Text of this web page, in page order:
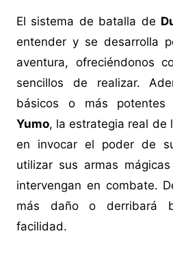
El sistema de batalla de
entender y se desarrolla
aventura, ofreciéndonos
sencillos de realizar.
básicos o más potentes
Yumo, la estrategia real de
en invocar el poder de
utilizar sus armas
intervengan en combate.
más daño o derribará
facilidad.